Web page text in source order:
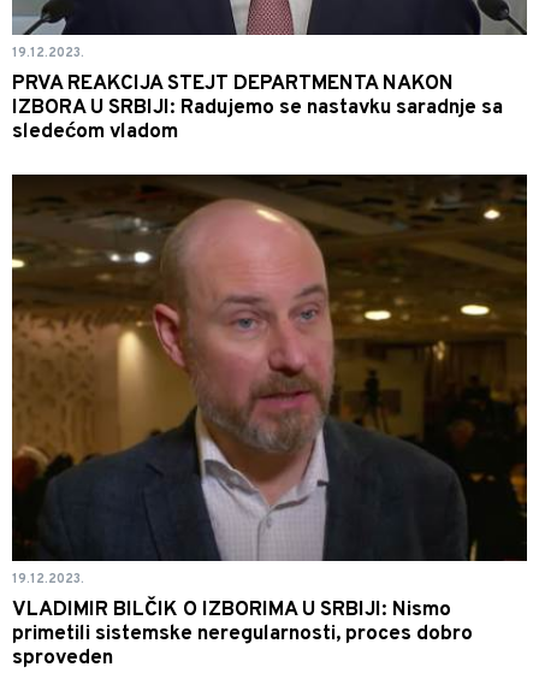
19.12.2023.
PRVA REAKCIJA STEJT DEPARTMENTA NAKON
IZBORA U SRBIJI: Radujemo se nastavku saradnje sa
sledećom vladom
19.12.2023.
VLADIMIR BILČIK O IZBORIMA U SRBIJI: Nismo
primetili sistemske neregularnosti, proces dobro
sproveden